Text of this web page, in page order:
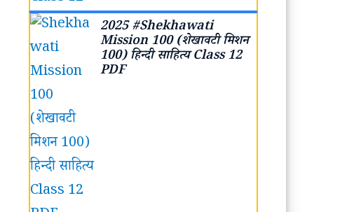
2025 #Shekhawati
Mission 100 (शेखावटी मिशन
100) हिन्दी साहित्य Class 12
PDF